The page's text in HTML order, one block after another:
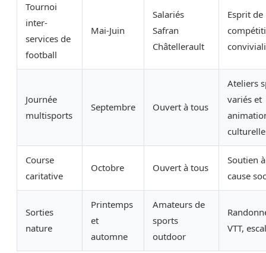
Tournoi
inter-
services de
football
Mai-Juin
Salariés
Safran
Châtellerault
Esprit de
Journée
multisports
Septembre Ouvert à tous
Ateliers
variés et
culturelle
Course
caritative
Octobre Ouvert à tous
Soutien
cause
Sorties
nature
Printemps
et
automne
Amateurs de
sports
outdoor
VTT,